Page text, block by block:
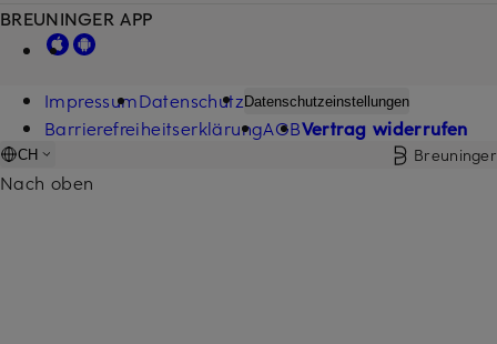
BREUNINGER APP
ImpressumDatenschutz Datenschutzeinstellungen
BarrierefreiheitserklärungAGBVertrag widerrufen
CH Breuninger
Nach oben